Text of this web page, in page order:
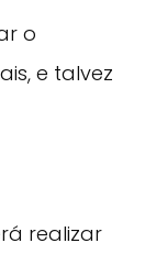
o
e talvez
realizar